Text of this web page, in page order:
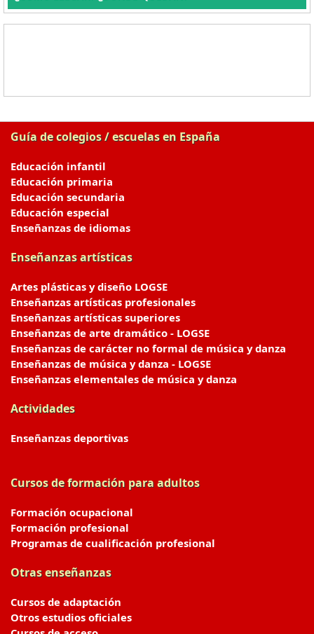
Guía de colegios / escuelas en España
Educación infantil
Educación primaria
Educación secundaria
Educación especial
Enseñanzas de idiomas
Enseñanzas artísticas
Artes plásticas y diseño LOGSE
Enseñanzas artísticas profesionales
Enseñanzas artísticas superiores
Enseñanzas de arte dramático - LOGSE
Enseñanzas de carácter no formal de música y danza
Enseñanzas de música y danza - LOGSE
Enseñanzas elementales de música y danza
Actividades
Enseñanzas deportivas
Cursos de formación para adultos
Formación ocupacional
Formación profesional
Programas de cualificación profesional
Otras enseñanzas
Cursos de adaptación
Otros estudios oficiales